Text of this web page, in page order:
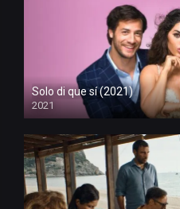
Solo di que sí (2021)
2021